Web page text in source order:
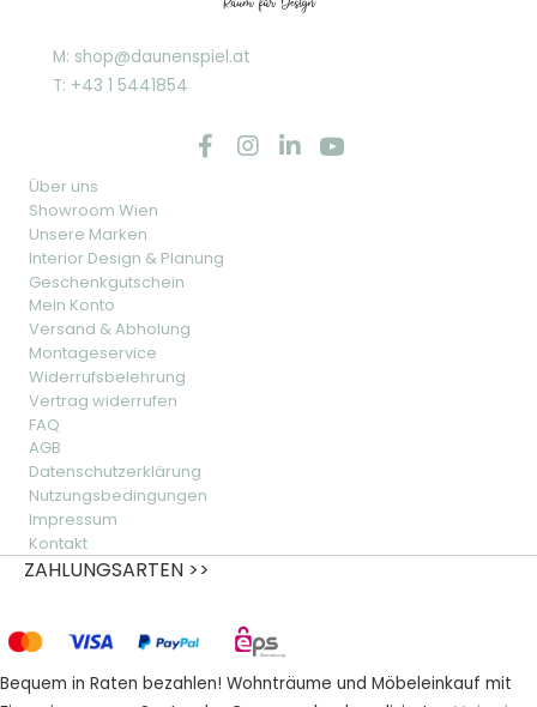
M: shop@daunenspiel.at
T: +43 1 5441854
Über uns
Showroom Wien
Unsere Marken
Interior Design & Planung
Geschenkgutschein
Mein Konto
Versand & Abholung
Montageservice
Widerrufsbelehrung
Vertrag widerrufen
FAQ
AGB
Datenschutzerklärung
Nutzungsbedingungen
Impressum
Kontakt
ZAHLUNGSARTEN >>
Bequem in Raten bezahlen! Wohnträume und Möbeleinkauf mit